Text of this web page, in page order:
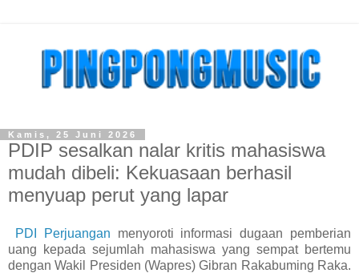
Kamis, 25 Juni 2026
PDIP sesalkan nalar kritis mahasiswa
mudah dibeli: Kekuasaan berhasil
menyuap perut yang lapar
PDI Perjuangan menyoroti informasi dugaan pemberian
uang kepada sejumlah mahasiswa yang sempat bertemu
dengan Wakil Presiden (Wapres) Gibran Rakabuming Raka.